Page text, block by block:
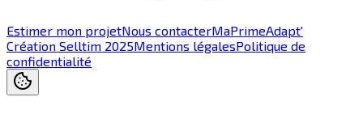
Estimer mon projetNous contacterMaPrimeAdapt'
Création Selltim 2025Mentions légalesPolitique de
confidentialité